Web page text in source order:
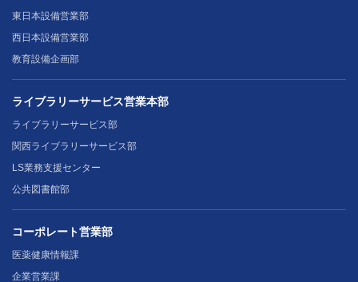
東日本設備営業部
西日本設備営業部
教育設備企画部
ライブラリーサービス営業本部
ライブラリーサービス部
関西ライブラリーサービス部
LS業務支援センター
公共図書館部
コーポレート営業部
医薬健康情報課
企業営業課